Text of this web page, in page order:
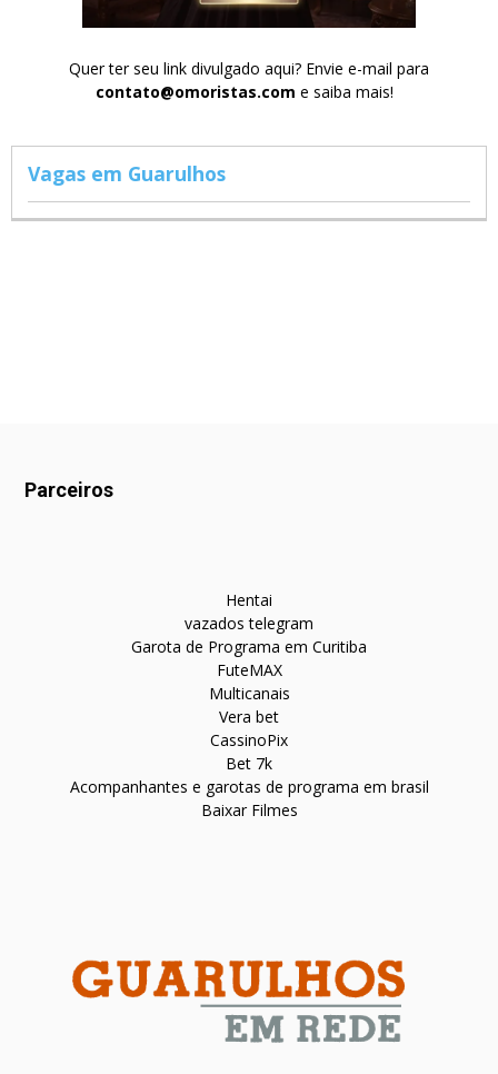
Quer ter seu link divulgado aqui? Envie e-mail para
contato@omoristas.com e saiba mais!
Vagas em Guarulhos
Parceiros
Hentai
vazados telegram
Garota de Programa em Curitiba
FuteMAX
Multicanais
Vera bet
CassinoPix
Bet 7k
Acompanhantes e garotas de programa em brasil
Baixar Filmes